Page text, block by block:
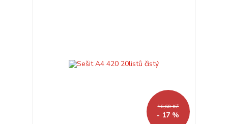
16,60 Kč
- 17 %